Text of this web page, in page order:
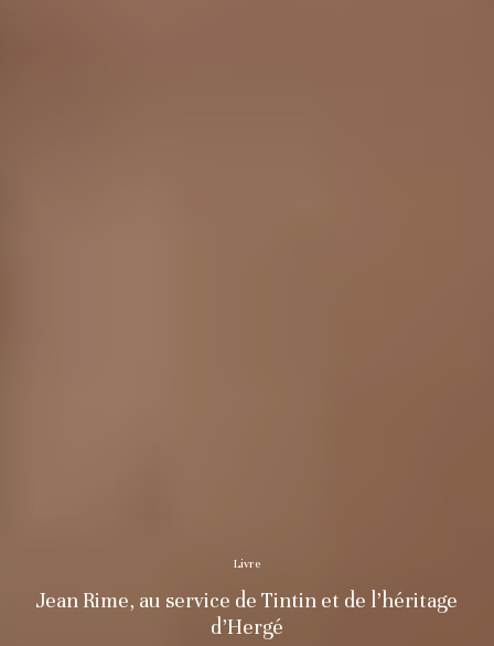
Livre
Jean Rime, au service de Tintin et de l’héritage
d’Hergé